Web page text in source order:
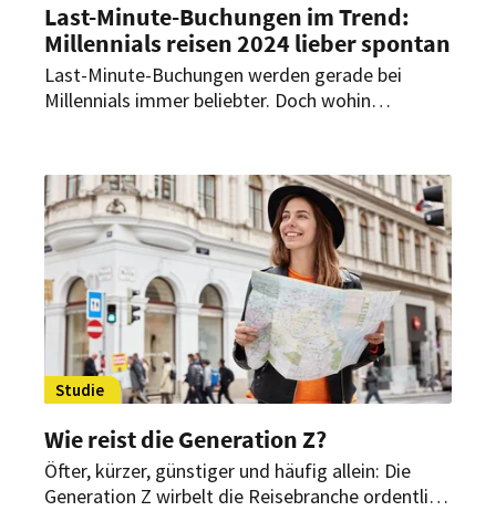
Last-Minute-Buchungen im Trend:
Millennials reisen 2024 lieber spontan
Last-Minute-Buchungen werden gerade bei
Millennials immer beliebter. Doch wohin
einen Kurztrip ins eigene Land?
Studie
Wie reist die Generation Z?
Öfter, kürzer, günstiger und häufig allein: Die
Generation Z wirbelt die Reisebranche ordentlich